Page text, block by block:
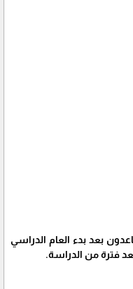
بعد بدء العام الدراسي
فترة من الدراسة.